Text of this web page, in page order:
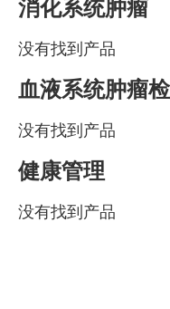
消化系统肿瘤
没有找到产品
血液系统肿瘤
没有找到产品
健康管理
没有找到产品